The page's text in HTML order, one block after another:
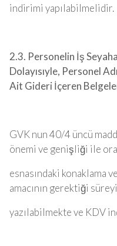
indirimi yapılabilmelidir.
2.3. Personelin İş
Dolayısıyle, Personel
Ait Gideri İçeren
GVK nun 40/4 üncü
önemi ve genişliği ile
esnasındaki konaklama
amacının gerektiği
yazılabilmekte ve KDV